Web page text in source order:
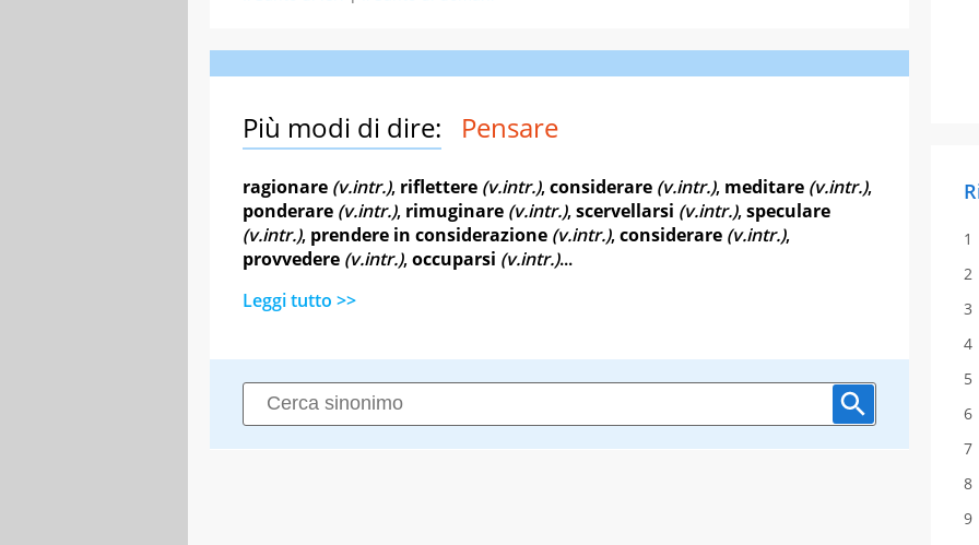
Più modi di dire: Pensare
ragionare (v.intr.), riflettere (v.intr.),considerare (v.intr.), meditare (v.intr.),
ponderare (v.intr.), rimuginare (v.intr.),scervellarsi (v.intr.),speculare
(v.intr.), prendere in considerazione (v.intr.),considerare (v.intr.),
provvedere (v.intr.),occuparsi (v.intr.)...
Leggi tutto >>